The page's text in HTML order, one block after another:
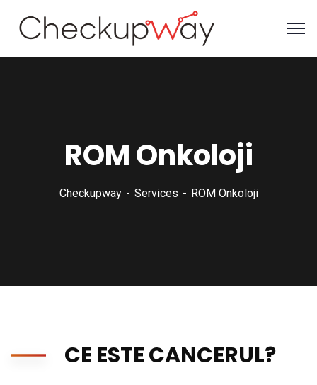
ROM Onkoloji
Checkupway Services ROM Onkoloji
CE ESTE CANCERUL?